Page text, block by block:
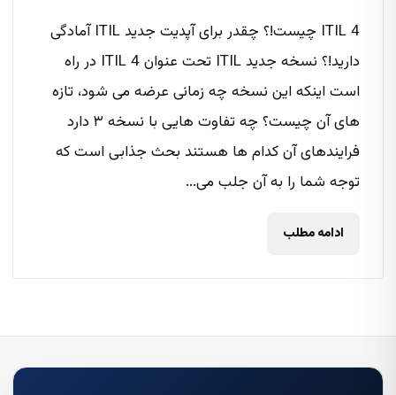
ITIL 4 چیست!؟ چقدر برای آپدیت جدید ITIL آمادگی
دارید!؟ نسخه جدید ITIL تحت عنوان ITIL 4 در راه
است اینکه این نسخه چه زمانی عرضه می شود، تازه
های آن چیست؟ چه تفاوت هایی با نسخه ۳ دارد
فرایندهای آن کدام ها هستند بحث جذابی است که
توجه شما را به آن جلب می...
ادامه مطلب